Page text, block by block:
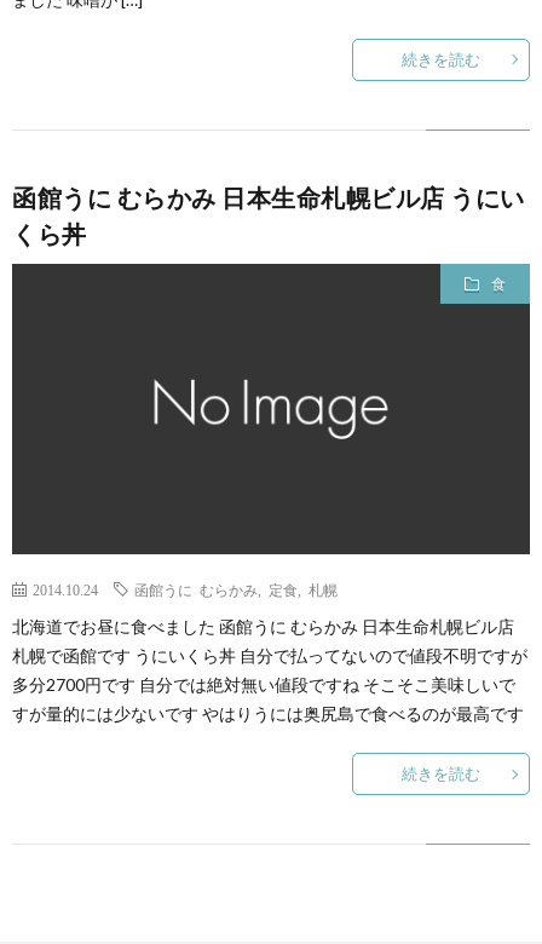
続きを読む
函館うに むらかみ 日本生命札幌ビル店 うにい
くら丼
食
2014.10.24 函館うに むらかみ 定食 札幌
北海道でお昼に食べました 函館うに むらかみ 日本生命札幌ビル店
札幌で函館です うにいくら丼 自分で払ってないので値段不明ですが
多分2700円です 自分では絶対無い値段ですね そこそこ美味しいで
すが量的には少ないです やはりうには奥尻島で食べるのが最高です
続きを読む